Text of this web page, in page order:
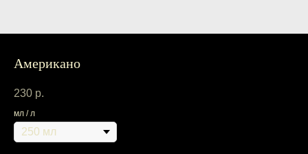
Американо
230 р.
мл / л